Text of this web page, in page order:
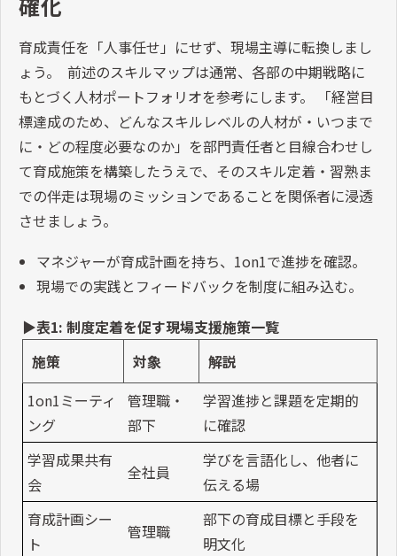
育成責任を「人事任せ」にせず、現場主導に転換しまし
ょう。 前述のスキルマップは通常、各部の中期戦略に
もとづく人材ポートフォリオを参考にします。 「経営目
標達成のため、どんなスキルレベルの人材が・いつまで
に・どの程度必要なのか」を部門責任者と目線合わせし
て育成施策を構築したうえで、そのスキル定着・習熟ま
での伴走は現場のミッションであることを関係者に浸透
させましょう。
マネジャーが育成計画を持ち、1on1で進捗を確認。
現場での実践とフィードバックを制度に組み込む。
▶表1: 制度定着を促す現場支援施策一覧
施策
対象
解説
1on1ミーティ
ング
管理職・
部下
学習進捗と課題を定期的
に確認
学習成果共有
会
全社員
学びを言語化し、他者に
伝える場
育成計画シー
ト
管理職
部下の育成目標と手段を
明文化